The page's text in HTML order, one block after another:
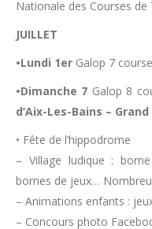
Nationale des Courses
JUILLET
•Lundi 1er Galop 7
•Dimanche 7 Galop 8
d’Aix-Les-Bains –
• Fête de l’hippodrome
– Village ludique :
bornes de jeux…
– Animations enfants :
– Concours photo